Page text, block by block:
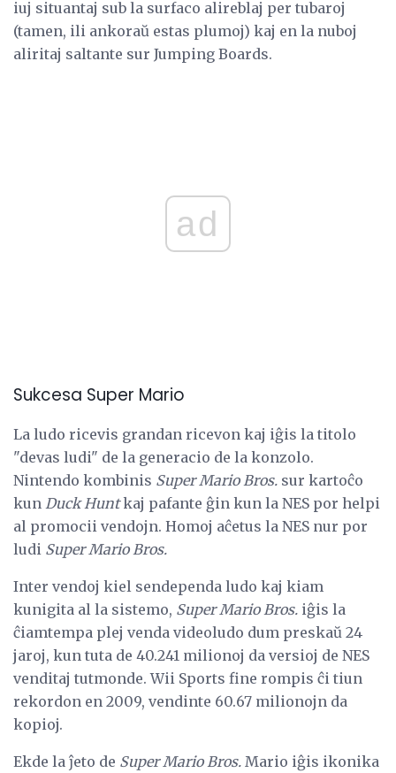
iuj situantaj sub la surfaco alireblaj per tubaroj
(tamen, ili ankoraŭ estas plumoj) kaj en la nuboj
aliritaj saltante sur Jumping Boards.
ad
Sukcesa Super Mario
La ludo ricevis grandan ricevon kaj iĝis la titolo
"devas ludi" de la generacio de la konzolo.
Nintendo kombinis Super Mario Bros. sur kartoĉo
kun Duck Huntkaj pafante ĝin kun la NES por helpi
al promocii vendojn. Homoj aĉetus la NES nur por
ludi Super Mario Bros.
Inter vendoj kiel sendependa ludo kaj kiam
kunigita al la sistemo, Super Mario Bros. iĝis la
ĉiamtempa plej venda videoludo dum preskaŭ 24
jaroj, kun tuta de 40.241 milionoj da versioj de NES
venditaj tutmonde. Wii Sports fine rompis ĉi tiun
rekordon en 2009, vendinte 60.67 milionojn da
kopioj.
Ekde la ĵeto de Super Mario Bros. Mario iĝis ikonika